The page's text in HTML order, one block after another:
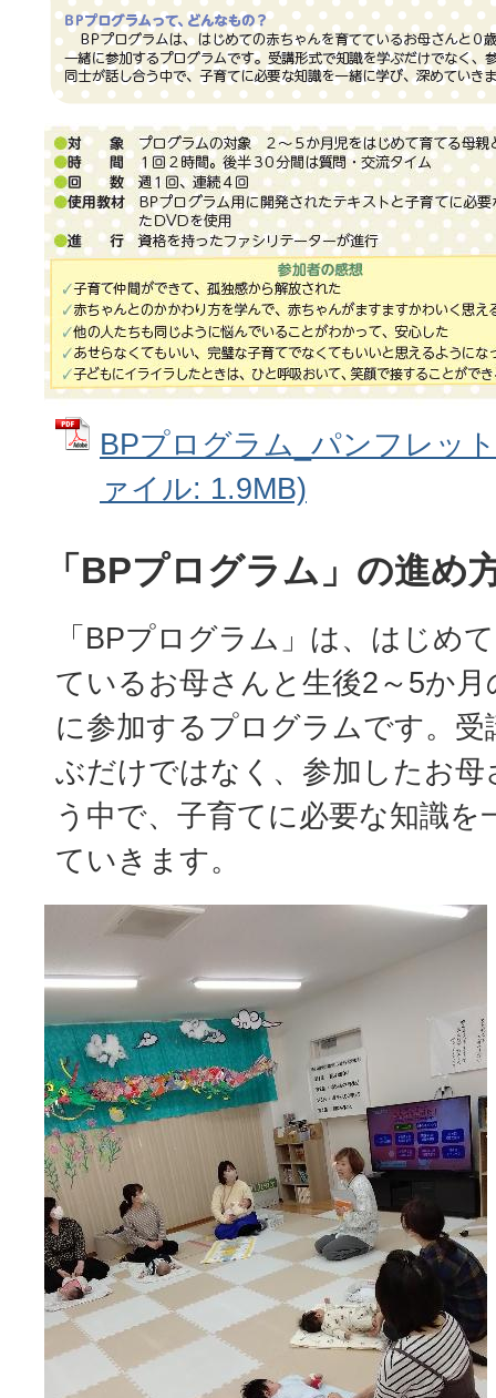
BPプログラム_パンフレッ
ァイル: 1.9MB)
「BPプログラム」の進め
「BPプログラム」は、はじめ
ているお母さんと生後2～5か
に参加するプログラムです。受
ぶだけではなく、参加したお母
う中で、子育てに必要な知識を
ていきます。